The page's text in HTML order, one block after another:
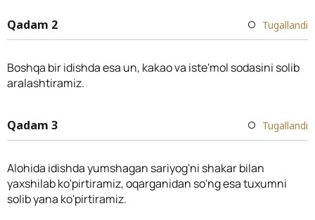
Qadam 2 Tugallandi
Boshqa bir idishda esa un, kakao va iste'mol sodasini solib
aralashtiramiz.
Qadam 3 Tugallandi
Alohida idishda yumshagan sariyog'ni shakar bilan
yaxshilab ko'pirtiramiz, oqarganidan so'ng esa tuxumni
solib yana ko'pirtiramiz.